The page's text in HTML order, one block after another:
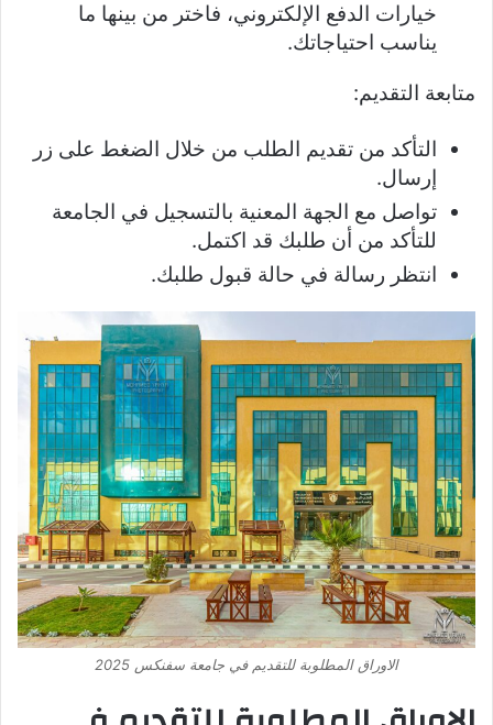
خيارات الدفع الإلكتروني، فاختر من بينها ما
يناسب احتياجاتك.
متابعة التقديم:
التأكد من تقديم الطلب من خلال الضغط على زر
إرسال.
تواصل مع الجهة المعنية بالتسجيل في الجامعة
للتأكد من أن طلبك قد اكتمل.
انتظر رسالة في حالة قبول طلبك.
الاوراق المطلوبة للتقديم في جامعة سفنكس 2025